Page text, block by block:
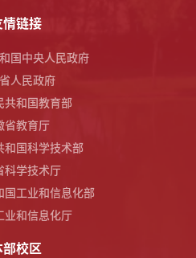
情链接
国中央人民政府
人民政府
共和国教育部
省教育厅
和国科学技术部
科学技术厅
国工业和信息化部
业和信息化厅
部校区